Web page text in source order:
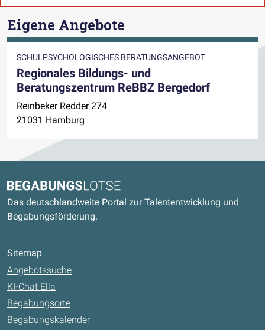
Eigene Angebote
SCHULPSYCHOLOGISCHES BERATUNGSANGEBOT
Regionales Bildungs- und
Beratungszentrum ReBBZ Bergedorf
Reinbeker Redder 274
21031 Hamburg
Begabungslotse
Das deutschlandweite Portal zur Talententwicklung und
Begabungsförderung.
Sitemap
Angebotssuche
KI-Chat Ella
Begabungsorte
Begabungskalender